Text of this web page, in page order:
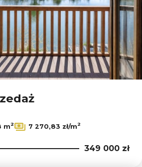
m2 7 270,83 zł/m2
349 000 zł